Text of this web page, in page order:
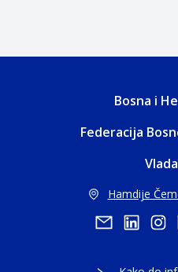
Bosna i
Federacija
Hamdije